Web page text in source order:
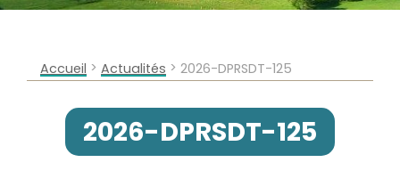
Accueil > Actualités > 2026-DPRSDT-125
2026-DPRSDT-125